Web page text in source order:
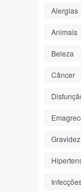
Alergias
Animais
Beleza
Câncer
Gravidez